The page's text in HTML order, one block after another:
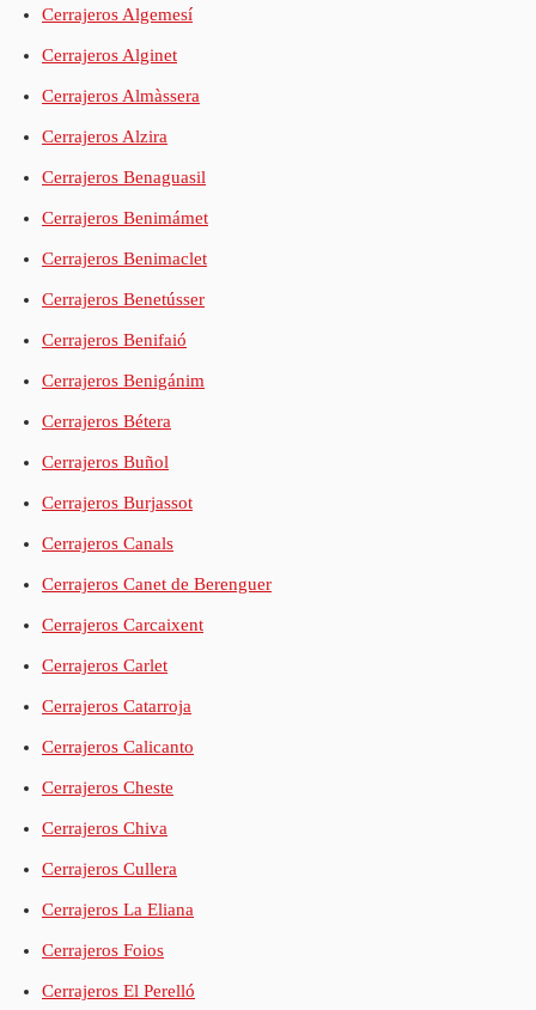
Cerrajeros Algemesí
Cerrajeros Alginet
Cerrajeros Almàssera
Cerrajeros Alzira
Cerrajeros Benaguasil
Cerrajeros Benimámet
Cerrajeros Benimaclet
Cerrajeros Benetússer
Cerrajeros Benifaió
Cerrajeros Benigánim
Cerrajeros Bétera
Cerrajeros Buñol
Cerrajeros Burjassot
Cerrajeros Canals
Cerrajeros Canet de Berenguer
Cerrajeros Carcaixent
Cerrajeros Carlet
Cerrajeros Catarroja
Cerrajeros Calicanto
Cerrajeros Cheste
Cerrajeros Chiva
Cerrajeros Cullera
Cerrajeros La Eliana
Cerrajeros Foios
Cerrajeros El Perelló